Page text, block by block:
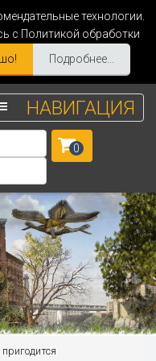
технологии.
с Политикой обработки
Подробнее...
НАВИГАЦИЯ
0